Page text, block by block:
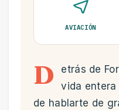
AVIACIÓN
D
etrás de
vida entera
de hablarte de